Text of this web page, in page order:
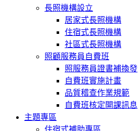
長照機構設立
居家式長照機構
住宿式長照機構
社區式長照機構
照顧服務員自費班
照服務員證書補換發
自費班實施計畫
品質稽查作業規範
自費班核定開課訊息
主題專區
住宿式補助專區